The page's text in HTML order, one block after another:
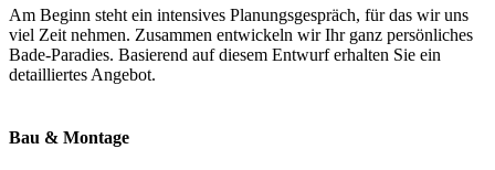
Am Beginn steht ein intensives Planungsgespräch, für das wir uns
viel Zeit nehmen. Zusammen entwickeln wir Ihr ganz persönliches
Bade-Paradies. Basierend auf diesem Entwurf erhalten Sie ein
detailliertes Angebot.
Bau & Montage